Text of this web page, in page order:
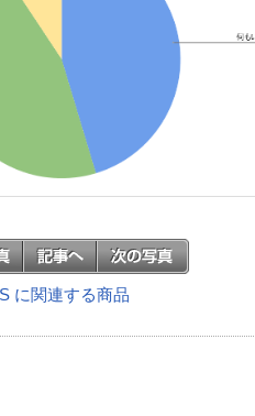
に関連する商品